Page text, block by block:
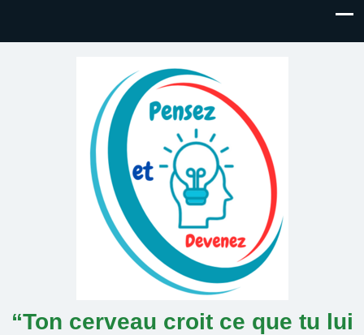
“Ton cerveau croit ce que tu lui